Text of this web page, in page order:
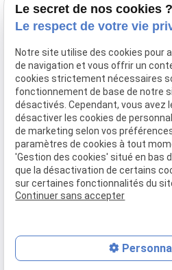
Lundi - Jeudi
09:30 - 18:30
Vendredi
09:00 - 19:00
Samedi
09:00 - 17:00
Espace Coiffure
Espace Beauté
Espace Bien-être
Espace échange
Soin spirituel
Le secret de nos cookies ?
Le respect de votre vie
Notre site utilise des cookies pour
de navigation et vous offrir un
cookies strictement nécessaires
fonctionnement de base de notre
désactivés. Cependant, vous avez
désactiver les cookies de
de marketing selon vos
paramètres de cookies à tout
'Gestion des cookies' situé en bas
que la désactivation de certains
sur certaines fonctionnalités du
Continuer sans accepter